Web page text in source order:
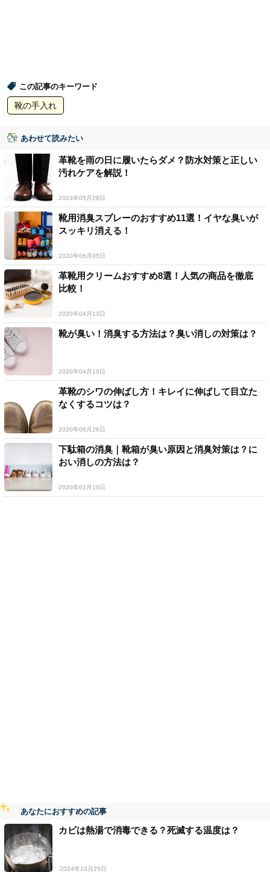
この記事のキーワード
靴の手入れ
あわせて読みたい
革靴を雨の日に履いたらダメ？防水対策と正しい
汚れケアを解説！
2023年05月29日
靴用消臭スプレーのおすすめ11選！イヤな臭いが
スッキリ消える！
2020年06月05日
革靴用クリームおすすめ8選！人気の商品を徹底
比較！
2020年04月13日
靴が臭い！消臭する方法は？臭い消しの対策は？
2020年04月10日
革靴のシワの伸ばし方！キレイに伸ばして目立た
なくするコツは？
2020年06月26日
下駄箱の消臭｜靴箱が臭い原因と消臭対策は？に
おい消しの方法は？
2020年01月10日
あなたにおすすめの記事
カビは熱湯で消毒できる？死滅する温度は？
2024年10月25日